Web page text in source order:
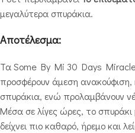
μεγαλύτερα σπυράκια.
Αποτέλεσμα:
Τα Some By Mi 30 Days
προσφέρουν άμεση
σπυράκια, ενώ προλαμβάνουν
Μέσα σε λίγες ώρες, το
δείχνει πιο καθαρό, ήρεμο και